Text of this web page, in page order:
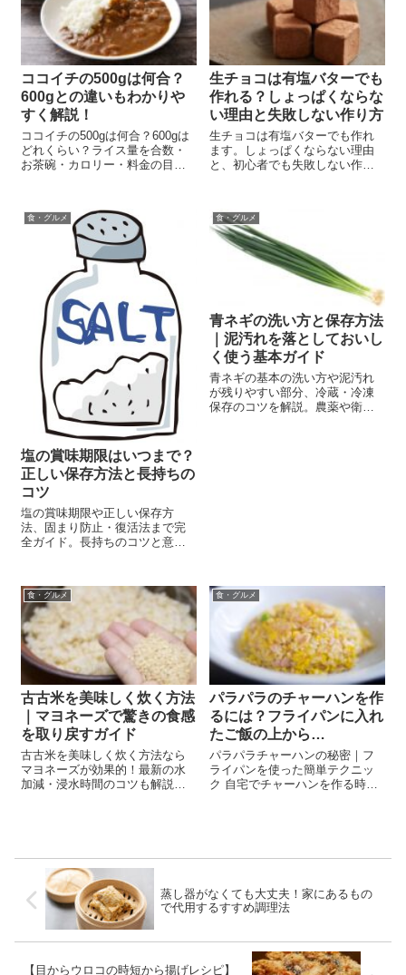
ココイチの500gは何合？
600gとの違いもわかりや
すく解説！
ココイチの500gは何合？600gは
どれくらい？ライス量を合数・
お茶碗・カロリー・料金の目安
生チョコは有塩バターでも
作れる？しょっぱくならな
い理由と失敗しない作り方
生チョコは有塩バターでも作れ
ます。しょっぱくならない理由
と、初心者でも失敗しない作り
食・グルメ
塩の賞味期限はいつまで？
正しい保存方法と長持ちの
コツ
塩の賞味期限や正しい保存方
法、固まり防止・復活法まで完
全ガイド。長持ちのコツと意外
食・グルメ
青ネギの洗い方と保存方法
｜泥汚れを落としておいし
く使う基本ガイド
青ネギの基本の洗い方や泥汚れ
が残りやすい部分、冷蔵・冷凍
保存のコツを解説。農薬や衛生
食・グルメ
古古米を美味しく炊く方法
｜マヨネーズで驚きの食感
を取り戻すガイド
古古米を美味しく炊く方法なら
マヨネーズが効果的！最新の水
加減・浸水時間のコツも解説。
食・グルメ
パラパラのチャーハンを作
るには？フライパンに入れ
たご飯の上から…
パラパラチャーハンの秘密｜フ
ライパンを使った簡単テクニッ
ク 自宅でチャーハンを作る時、
で美味しいチャーハンに仕上げ
蒸し器がなくても大丈夫！家にあるもの
で代用するすすめ調理法
【目からウロコの時短から揚げレシピ】